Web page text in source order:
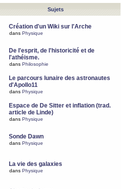
Sujets
Création d'un Wiki sur l'Arche
dans Physique
De l'esprit, de l'historicité et de
l'athéisme.
dans Philosophie
Le parcours lunaire des astronautes
d'Apollo11
dans Physique
Espace de De Sitter et inflation (trad.
article de Linde)
dans Physique
Sonde Dawn
dans Physique
La vie des galaxies
dans Physique